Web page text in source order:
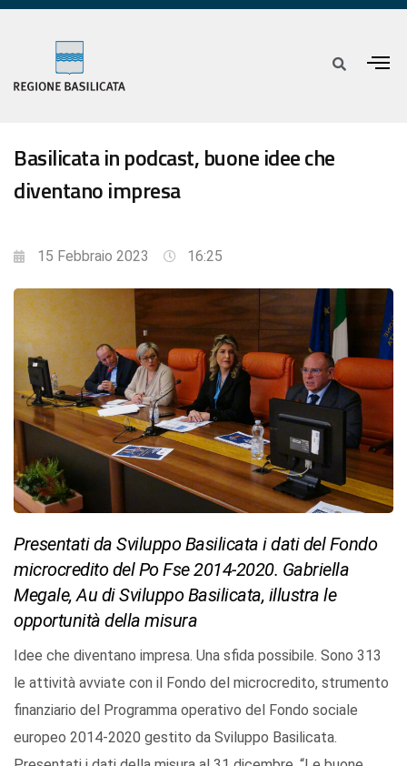
Basilicata in podcast, buone idee che
diventano impresa
15 Febbraio 2023 16:25
Presentati da Sviluppo Basilicata i dati del Fondo
microcredito del Po Fse 2014-2020. Gabriella
Megale, Au di Sviluppo Basilicata, illustra le
opportunità della misura
Idee che diventano impresa. Una sfida possibile. Sono 313
le attività avviate con il Fondo del microcredito, strumento
finanziario del Programma operativo del Fondo sociale
europeo 2014-2020 gestito da Sviluppo Basilicata.